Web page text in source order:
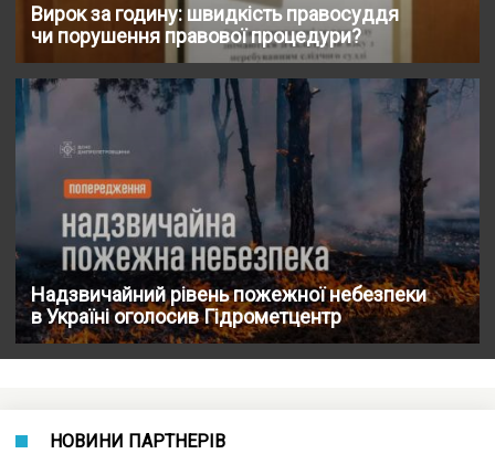
Вирок за годину: швидкість правосуддя
чи порушення правової процедури?
Надзвичайний рівень пожежної небезпеки
в Україні оголосив Гідрометцентр
НОВИНИ ПАРТНЕРІВ